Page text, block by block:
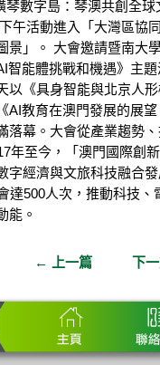
琴數字島：琴澳共創全
午活動進入「大灣區協
景」。 大會邀請暨南大
能體挑戰和機遇》主
以《具身智能與北京人
AI教育在澳門發展的展
落幕。大會從產業趨勢
年至今，「澳門國際創
字經濟與文旅科技融合
達500人次，推動科技
能。
← 上一篇 下